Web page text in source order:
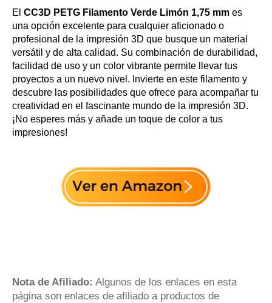
El CC3D PETG Filamento Verde Limón 1,75 mm es
una opción excelente para cualquier aficionado o
profesional de la impresión 3D que busque un material
versátil y de alta calidad. Su combinación de durabilidad,
facilidad de uso y un color vibrante permite llevar tus
proyectos a un nuevo nivel. Invierte en este filamento y
descubre las posibilidades que ofrece para acompañar tu
creatividad en el fascinante mundo de la impresión 3D.
¡No esperes más y añade un toque de color a tus
impresiones!
Nota de Afiliado: Algunos de los enlaces en esta
página son enlaces de afiliado a productos de